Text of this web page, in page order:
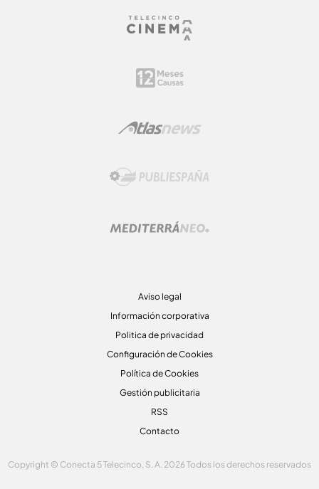
Aviso legal
Información corporativa
Politica de privacidad
Configuración de Cookies
Política de Cookies
Gestión publicitaria
RSS
Contacto
Copyright © Conecta 5 Telecinco, S. A. 2026 Todos los derechos reservados